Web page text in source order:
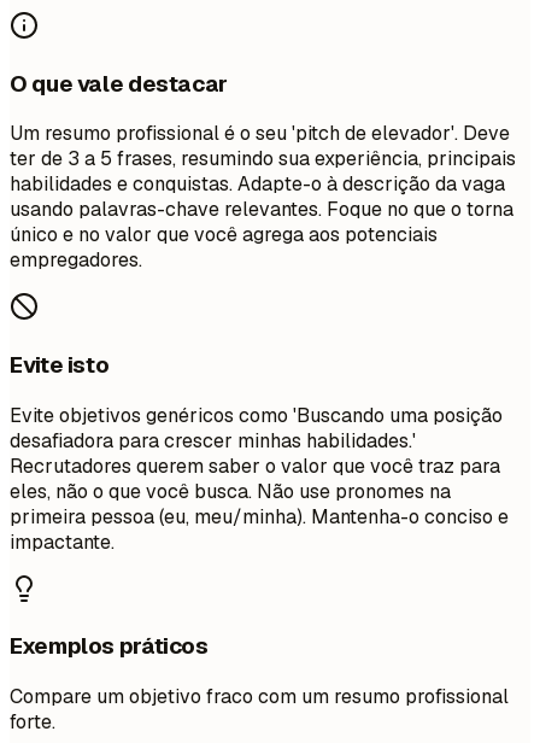
O que vale destacar
Um resumo profissional é o seu 'pitch de elevador'. Deve
ter de 3 a 5 frases, resumindo sua experiência, principais
habilidades e conquistas. Adapte-o à descrição da vaga
usando palavras-chave relevantes. Foque no que o torna
único e no valor que você agrega aos potenciais
empregadores.
Evite isto
Evite objetivos genéricos como 'Buscando uma posição
desafiadora para crescer minhas habilidades.'
Recrutadores querem saber o valor que você traz para
eles, não o que você busca. Não use pronomes na
primeira pessoa (eu, meu/minha). Mantenha-o conciso e
impactante.
Exemplos práticos
Compare um objetivo fraco com um resumo profissional
forte.